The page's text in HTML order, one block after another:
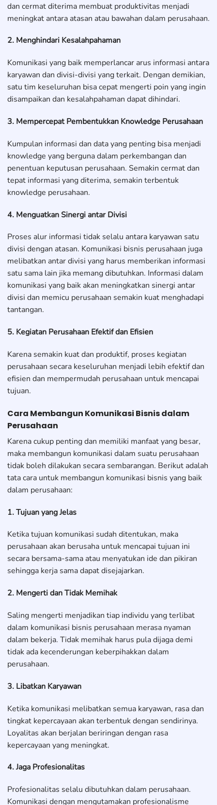
dan cermat diterima membuat produktivitas menjadi
meningkat antara atasan atau bawahan dalam perusahaan.
2. Menghindari Kesalahpahaman
Komunikasi yang baik memperlancar arus informasi antara
karyawan dan divisi-divisi yang terkait. Dengan demikian,
satu tim keseluruhan bisa cepat mengerti poin yang ingin
disampaikan dan kesalahpahaman dapat dihindari.
3. Mempercepat Pembentukkan Knowledge Perusahaan
Kumpulan informasi dan data yang penting bisa menjadi
knowledge yang berguna dalam perkembangan dan
penentuan keputusan perusahaan. Semakin cermat dan
tepat informasi yang diterima, semakin terbentuk
knowledge perusahaan.
4. Menguatkan Sinergi antar Divisi
Proses alur informasi tidak selalu antara karyawan satu
divisi dengan atasan. Komunikasi bisnis perusahaan juga
melibatkan antar divisi yang harus memberikan informasi
satu sama lain jika memang dibutuhkan. Informasi dalam
komunikasi yang baik akan meningkatkan sinergi antar
divisi dan memicu perusahaan semakin kuat menghadapi
tantangan.
5. Kegiatan Perusahaan Efektif dan Efisien
Karena semakin kuat dan produktif, proses kegiatan
perusahaan secara keseluruhan menjadi lebih efektif dan
efisien dan mempermudah perusahaan untuk mencapai
tujuan.
Cara Membangun Komunikasi Bisnis dalam
Perusahaan
Karena cukup penting dan memiliki manfaat yang besar,
maka membangun komunikasi dalam suatu perusahaan
tidak boleh dilakukan secara sembarangan. Berikut adalah
tata cara untuk membangun komunikasi bisnis yang baik
dalam perusahaan:
1. Tujuan yang Jelas
Ketika tujuan komunikasi sudah ditentukan, maka
perusahaan akan berusaha untuk mencapai tujuan ini
secara bersama-sama atau menyatukan ide dan pikiran
sehingga kerja sama dapat disejajarkan.
2. Mengerti dan Tidak Memihak
Saling mengerti menjadikan tiap individu yang terlibat
dalam komunikasi bisnis perusahaan merasa nyaman
dalam bekerja. Tidak memihak harus pula dijaga demi
tidak ada kecenderungan keberpihakkan dalam
perusahaan.
3. Libatkan Karyawan
Ketika komunikasi melibatkan semua karyawan, rasa dan
tingkat kepercayaan akan terbentuk dengan sendirinya.
Loyalitas akan berjalan beriringan dengan rasa
kepercayaan yang meningkat.
4. Jaga Profesionalitas
Profesionalitas selalu dibutuhkan dalam perusahaan.
Komunikasi dengan mengutamakan profesionalisme